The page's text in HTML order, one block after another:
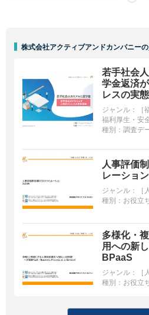
株式会社アクティブアンドカンパニー
若手社会
学金返済
レスの実
ジャンル：
福利厚生・安
種別： 調査デ
人事評価
レーショ
ジャンル：
種別： お役立
多様化・
用への新
BPaaS
ジャンル：
種別： お役立